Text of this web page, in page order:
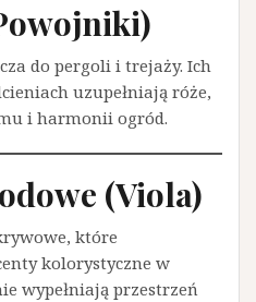
do pergoli i trejaży. Ich
uzupełniają róże,
i harmonii ogród.
(Viola)
które
kolorystyczne w
wypełniają przestrzeń